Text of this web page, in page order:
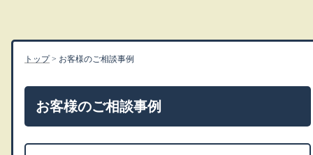
トップ> お客様のご相談事例
お客様のご相談事例